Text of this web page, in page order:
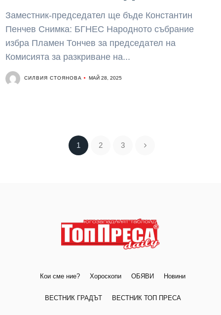
Заместник-председател ще бъде Константин
Пенчев Снимка: БГНЕС Народното събрание
избра Пламен Тончев за председател на
Комисията за разкриване на...
СИЛВИЯ СТОЯНОВА МАЙ 28, 2025
1 2 3
Кои сме ние? Хороскопи ОБЯВИ Новини
ВЕСТНИК ГРАДЪТ ВЕСТНИК ТОП ПРЕСА